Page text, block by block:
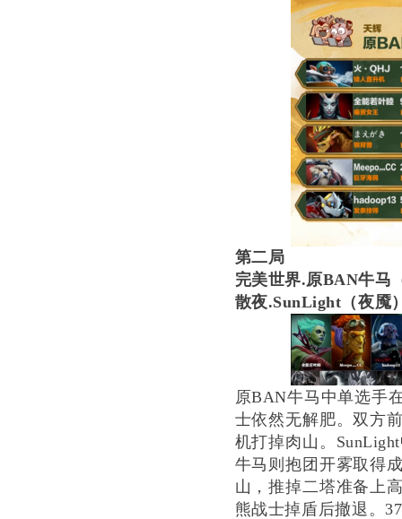
第二局
完美世界.原BAN牛马
散夜.SunLight（夜魇
原BAN牛马中单选手
士依然无解肥。双方
机打掉肉山。
牛马则抱团开雾取得
山，推掉二塔准备上
熊战士掉盾后撤退。